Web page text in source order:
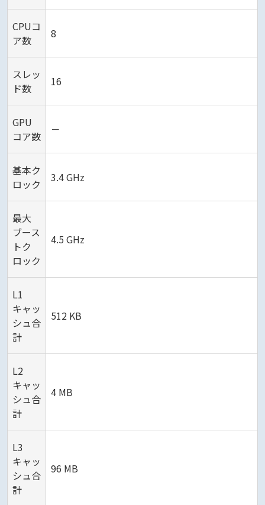
CPUコ
ア数
8
スレッ
ド数
16
GPU
コア数
－
基本ク
ロック
3.4 GHz
最大
ブース
トク
ロック
4.5 GHz
L1
キャッ
シュ合
計
512 KB
L2
キャッ
シュ合
計
4 MB
L3
キャッ
シュ合
計
96 MB